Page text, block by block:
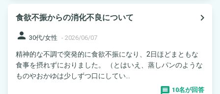
食欲不振からの消化不良について
navigate_next
person 30代/女性 - 2026/06/07
精神的な不調で突発的に食欲不振になり、2日ほどまともな
食事を摂れずにおりました。 （とはいえ、蒸しパンのような
ものやおかゆは少しずつ口にしてい...
10名が回答